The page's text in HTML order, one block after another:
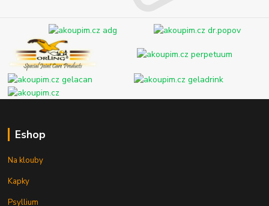
Eshop
Na klouby
Kapky
Psyllium